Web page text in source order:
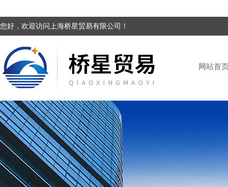
您好，欢迎访问上海桥星贸易有限公司！
网站首